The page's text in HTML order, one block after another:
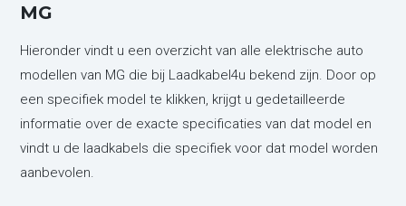
MG
Hieronder vindt u een overzicht van alle elektrische auto
modellen van MG die bij Laadkabel4u bekend zijn. Door op
een specifiek model te klikken, krijgt u gedetailleerde
informatie over de exacte specificaties van dat model en
vindt u de laadkabels die specifiek voor dat model worden
aanbevolen.